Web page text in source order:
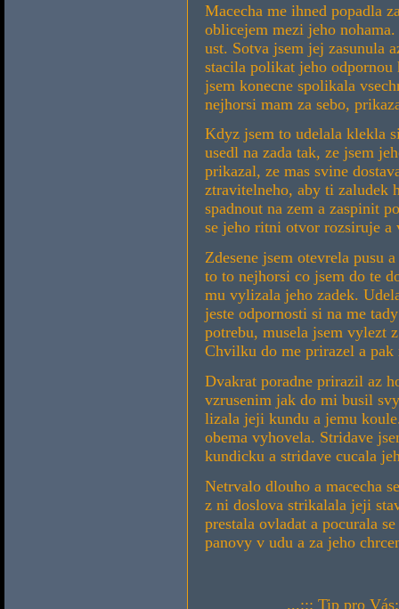
Macecha me ihned popadla
oblicejem mezi jeho
ust. Sotva jsem jej zasunula
stacila polikat jeho odpornou
jsem konecne spolikala
nejhorsi mam za sebo,
Kdyz jsem to udelala klekla
usedl na zada tak, ze jsem
prikazal, ze mas svine
ztravitelneho, aby ti zaludek
spadnout na zem a zaspinit
se jeho ritni otvor rozsiruje
Zdesene jsem otevrela pusu
to to nejhorsi co jsem do te
mu vylizala jeho zadek.
jeste odpornosti si na me
potrebu, musela jsem vylezt
Chvilku do me prirazel a pak
Dvakrat poradne prirazil az
vzrusenim jak do mi busil
lizala jeji kundu a jemu
obema vyhovela. Stridave
kundicku a stridave cucala
Netrvalo dlouho a macecha
z ni doslova strikalala jeji
prestala ovladat a pocurala
panovy v udu a za jeho
...::: Tip pro